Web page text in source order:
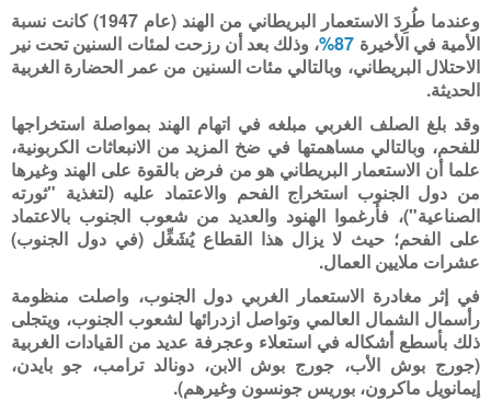
وعندما طُرِدَ الاستعمار البريطاني من الهند (عام 1947) كانت نسبة
الأمية في الأخيرة 87%
، وذلك بعد أن رزحت لمئات السنين تحت نير
الاحتلال البريطاني، وبالتالي مئات السنين من عمر الحضارة الغربية
الحديثة.
وقد بلغ الصلف الغربي مبلغه في اتهام الهند بمواصلة استخراجها
للفحم، وبالتالي مساهمتها في ضخ المزيد من الانبعاثات الكربونية،
علما أن الاستعمار البريطاني هو من فرض بالقوة على الهند وغيرها
من دول الجنوب استخراج الفحم والاعتماد عليه (لتغذية "ثورته
الصناعية")، فأَرغموا الهنود والعديد من شعوب الجنوب بالاعتماد
على الفحم؛ حيث لا يزال هذا القطاع يُشَغِّل (في دول الجنوب)
عشرات ملايين العمال.
في إثر مغادرة الاستعمار الغربي دول الجنوب، واصلت منظومة
رأسمال الشمال العالمي وتواصل ازدرائها لشعوب الجنوب، ويتجلى
ذلك بأسطع أشكاله في استعلاء وعجرفة عديد من القيادات الغربية
(جورج بوش الأب، جورج بوش الابن، دونالد ترامب، جو بايدن،
إيمانويل ماكرون، بوريس جونسون وغيرهم).